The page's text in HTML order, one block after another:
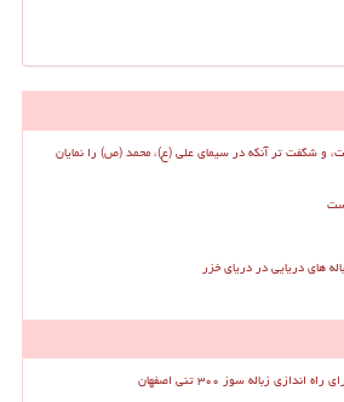
شگفت تر آنکه در سیمای علی (ع)، محمد (ص) را نمایان
های دریایی در دریای خزر
زباله سوز ۳۰۰ تنی اصفهان